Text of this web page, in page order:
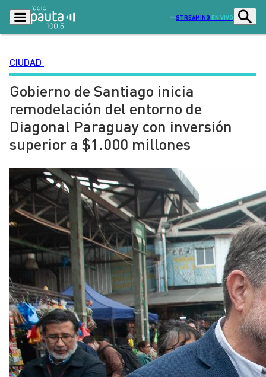
STREAMING EN VIVO
Podcasts
Lo Último
Ciudad Economía
Tendencias
Entretención y Cultura Opinión
Dato en Pauta Señal 2
Contenido Patrocinado
CIUDAD
Gobierno de Santiago inicia
remodelación del entorno de
Diagonal Paraguay con inversión
superior a $1.000 millones